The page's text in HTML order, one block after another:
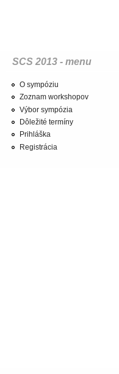
SCS 2013 - menu
O sympóziu
Zoznam workshopov
Výbor sympózia
Dôležité termíny
Prihláška
Registrácia